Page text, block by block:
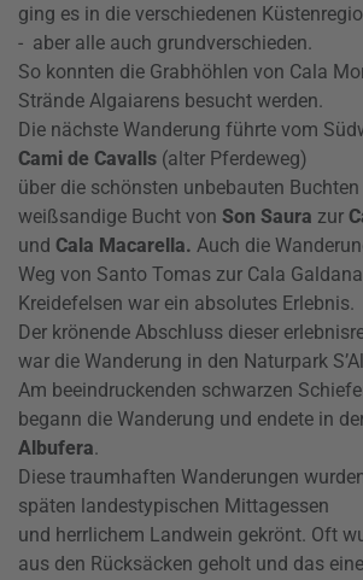
ging es in die verschiedenen
- aber alle auch grundverschieden.
So konnten die Grabhöhlen von Cala
Strände Algaiarens besucht werden.
Die nächste Wanderung führte vom
Cami de Cavalls (alter Pferdeweg)
über die schönsten unbebauten
weißsandige Bucht von Son Saura zur
und Cala Macarella. Auch die
Weg von Santo Tomas zur Cala
Kreidefelsen war ein absolutes Erlebnis.
Der krönende Abschluss dieser
war die Wanderung in den Naturpark
Am beeindruckenden schwarzen
begann die Wanderung und endete in
Albufera.
Diese traumhaften Wanderungen
späten landestypischen Mittagessen
und herrlichem Landwein gekrönt. Oft
aus den Rücksäcken geholt und das